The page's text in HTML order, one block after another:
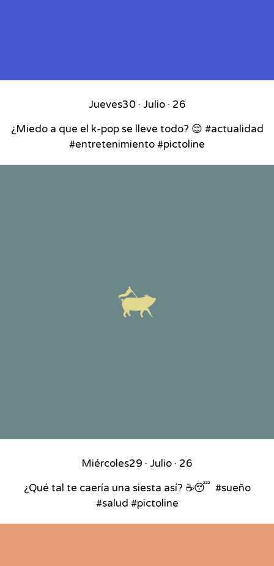
Jueves30 · Julio · 26
¿Miedo a que el k-pop se lleve todo? 😌 #actualidad
#entretenimiento #pictoline
Miércoles29 · Julio · 26
¿Qué tal te caería una siesta así? ☕😴⁣ ⁣ #sueño
#salud #pictoline